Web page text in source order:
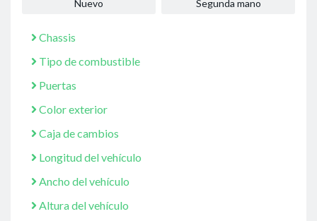
Nuevo Segunda mano
Chassis
Tipo de combustible
Puertas
Color exterior
Caja de cambios
Longitud del vehículo
Ancho del vehículo
Altura del vehículo